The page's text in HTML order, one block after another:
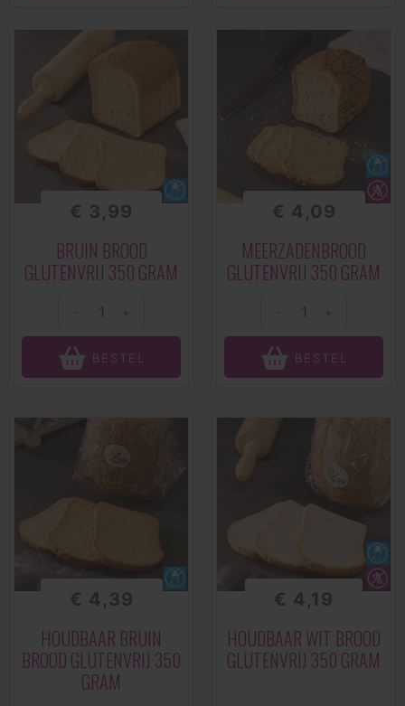
BRUIN BROOD
GLUTENVRIJ 350 GRAM
€ 3,99
+
BESTEL
MEERZADENBROOD
GLUTENVRIJ 350 GRAM
€ 4,09
+
BESTEL
HOUDBAAR BRUIN
BROOD GLUTENVRIJ 350
GRAM
€ 4,39
HOUDBAAR WIT BROOD
GLUTENVRIJ 350 GRAM
€ 4,19